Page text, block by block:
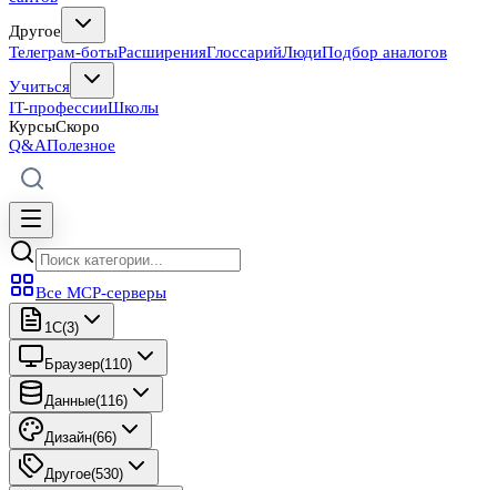
Другое
Телеграм-ботыРасширенияГлоссарийЛюдиПодбор аналогов
Учиться
IT-профессииШколы
КурсыСкоро
Q&AПолезное
Все MCP-серверы
1C(3)
Браузер(110)
Данные(116)
Дизайн(66)
Другое(530)